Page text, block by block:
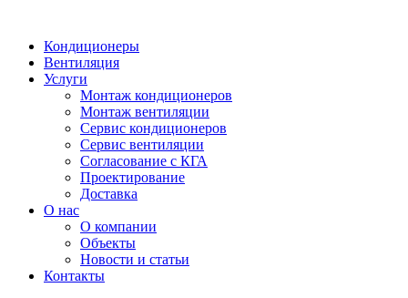
Кондиционеры
Вентиляция
Услуги
Монтаж кондиционеров
Монтаж вентиляции
Сервис кондиционеров
Сервис вентиляции
Согласование с КГА
Проектирование
Доставка
О нас
О компании
Объекты
Новости и статьи
Контакты